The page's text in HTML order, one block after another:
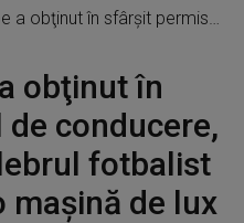
de conducere, la 27 de ani. Celebrul fotbalist a optat pentru o maşină de lux
obţinut în
conducere,
fotbalist
maşină de lux